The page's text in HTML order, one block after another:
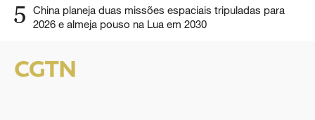
5
China planeja duas missões espaciais tripuladas para
2026 e almeja pouso na Lua em 2030